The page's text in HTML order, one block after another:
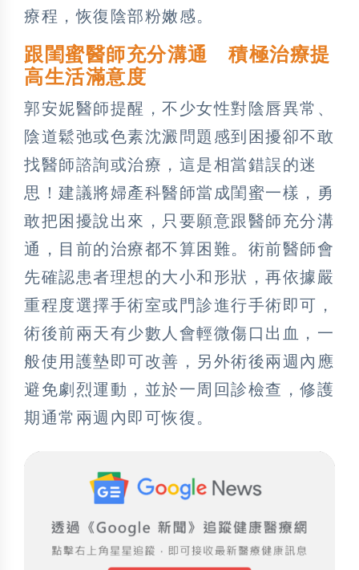
療程，恢復陰部粉嫩感。
跟閨蜜醫師充分溝通 積極治療提
高生活滿意度
郭安妮醫師提醒，不少女性對陰唇異常、
陰道鬆弛或色素沈澱問題感到困擾卻不敢
找醫師諮詢或治療，這是相當錯誤的迷
思！建議將婦產科醫師當成閨蜜一樣，勇
敢把困擾說出來，只要願意跟醫師充分溝
通，目前的治療都不算困難。術前醫師會
先確認患者理想的大小和形狀，再依據嚴
重程度選擇手術室或門診進行手術即可，
術後前兩天有少數人會輕微傷口出血，一
般使用護墊即可改善，另外術後兩週內應
避免劇烈運動，並於一周回診檢查，修護
期通常兩週內即可恢復。